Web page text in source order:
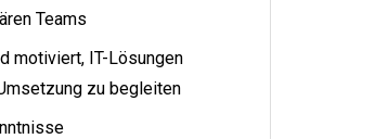
Teams
motiviert, IT-Lösungen
zu begleiten